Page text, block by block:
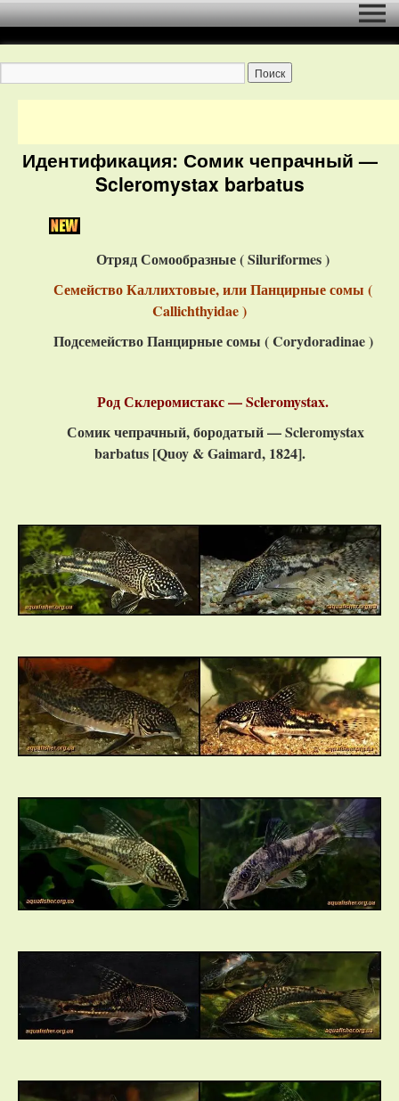
Идентификация: Сомик чепрачный —
Scleromystax barbatus
Отряд Сомообразные ( Siluriformes )
Семейство Каллихтовые, или Панцирные сомы (
Callichthyidae )
Подсемейство Панцирные сомы ( Corydoradinae )
Род Склеромистакс — Scleromystax.
Сомик чепрачный, бородатый — Scleromystax
barbatus [Quoy & Gaimard, 1824].